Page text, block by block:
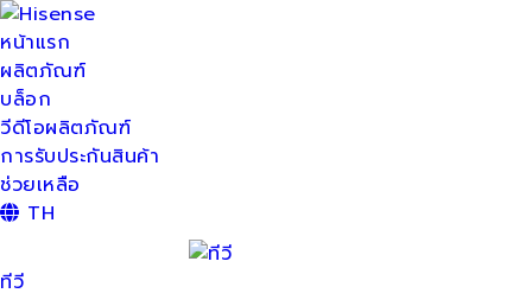
หน้าแรก
ผลิตภัณฑ์
บล็อก
วีดีโอผลิตภัณฑ์
การรับประกันสินค้า
ช่วยเหลือ
TH
ทีวี